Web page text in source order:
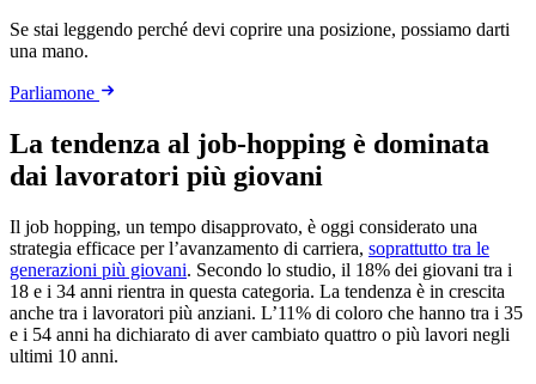
Se stai leggendo perché devi coprire una posizione, possiamo darti
una mano.
Parliamone
La tendenza al job-hopping è dominata
dai lavoratori più giovani
Il job hopping, un tempo disapprovato, è oggi considerato una
strategia efficace per l’avanzamento di carriera, soprattutto tra le
generazioni più giovani. Secondo lo studio, il 18% dei giovani tra i
18 e i 34 anni rientra in questa categoria. La tendenza è in crescita
anche tra i lavoratori più anziani. L’11% di coloro che hanno tra i 35
e i 54 anni ha dichiarato di aver cambiato quattro o più lavori negli
ultimi 10 anni.